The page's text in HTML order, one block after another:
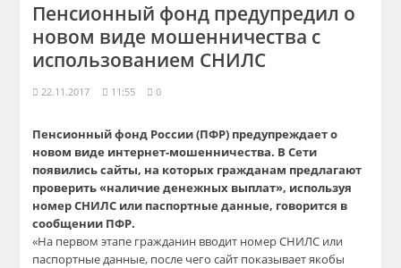
Пенсионный фонд предупредил о
новом виде мошенничества с
использованием СНИЛС
22.11.2017 11:55 0
Пенсионный фонд России (ПФР) предупреждает о
новом виде интернет-мошенничества. В Сети
появились сайты, на которых гражданам предлагают
проверить «наличие денежных выплат», используя
номер СНИЛС или паспортные данные, говорится в
сообщении ПФР.
«На первом этапе гражданин вводит номер СНИЛС или
паспортные данные, после чего сайт показывает якобы